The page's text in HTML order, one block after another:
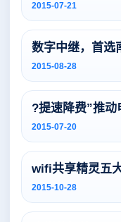
2015-07-21
数字中继，首选
2015-08-28
?提速降费”推
2015-07-20
wifi共享精灵五
2015-10-28